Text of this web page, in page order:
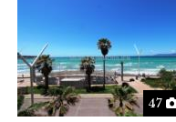
47